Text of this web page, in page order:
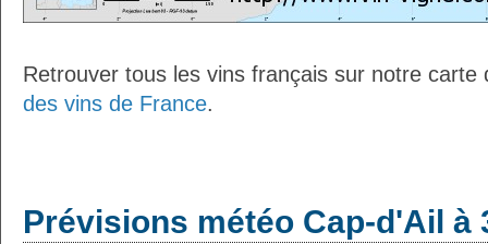
Retrouver tous les vins français sur notre
des vins de France.
Prévisions météo Cap-d'Ail à